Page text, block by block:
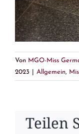
Von MGO-Miss
2023
Allgemein,
Teilen